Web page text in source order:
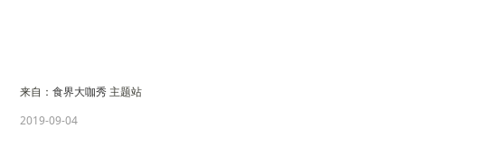
来自： 食界大咖秀 主题站
2019-09-04